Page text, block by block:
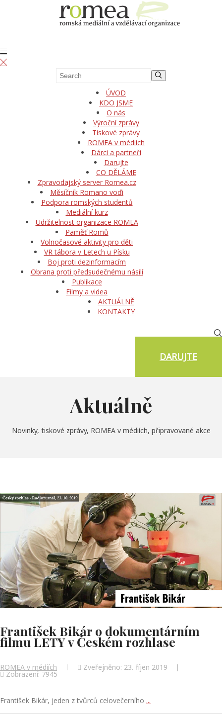
ÚVOD
KDO JSME
O nás
Výroční zprávy
Tiskové zprávy
ROMEA v médiích
Dárci a partneři
Darujte
CO DĚLÁME
Zpravodajský server Romea.cz
Měsíčník Romano voďi
Podpora romských studentů
Mediální kurz
Udržitelnost organizace ROMEA
Paměť Romů
Volnočasové aktivity pro děti
VR tábora v Letech u Písku
Boj proti dezinformacím
Obrana proti předsudečnému násilí
Publikace
Filmy a videa
AKTUÁLNĚ
KONTAKTY
DARUJTE
Aktuálně
Novinky, tiskové zprávy, ROMEA v médiích, připravované akce
František Bikár o dokumentárním
filmu LETY v Českém rozhlase
ROMEA v médiích Zveřejněno: 23. říjen 2019
Zobrazení: 7945
František Bikár, jeden z tvůrců celovečerního ...